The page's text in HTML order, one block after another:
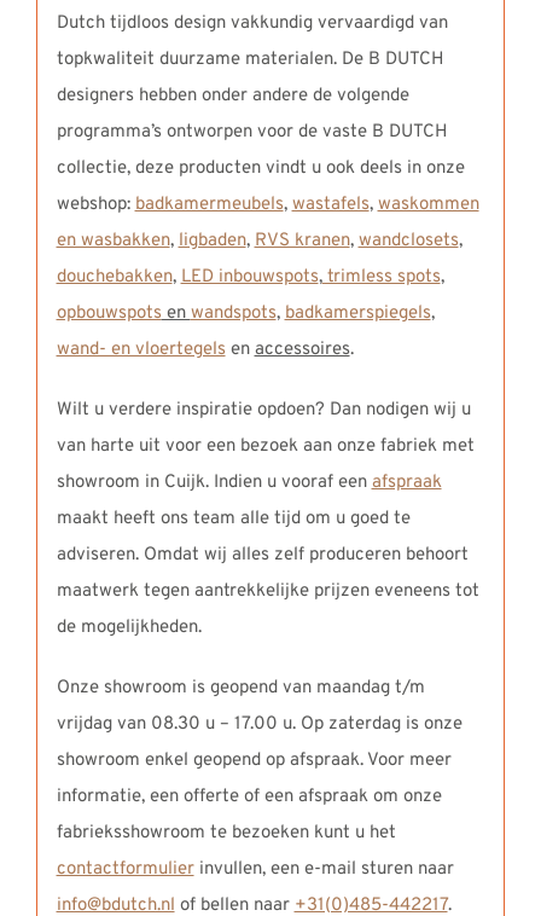
Dutch tijdloos design vakkundig vervaardigd van
topkwaliteit duurzame materialen. De B DUTCH
designers hebben onder andere de volgende
programma’s ontworpen voor de vaste B DUTCH
collectie, deze producten vindt u ook deels in onze
webshop: badkamermeubels, wastafels, waskommen
en wasbakken, ligbaden, RVS kranen, wandclosets,
douchebakken, LED inbouwspots,trimless spots,
opbouwspots en wandspots, badkamerspiegels,
wand- en vloertegels en accessoires.
Wilt u verdere inspiratie opdoen? Dan nodigen wij u
van harte uit voor een bezoek aan onze fabriek met
showroom in Cuijk. Indien u vooraf een afspraak
maakt heeft ons team alle tijd om u goed te
adviseren. Omdat wij alles zelf produceren behoort
maatwerk tegen aantrekkelijke prijzen eveneens tot
de mogelijkheden.
Onze showroom is geopend van maandag t/m
vrijdag van 08.30 u – 17.00 u. Op zaterdag is onze
showroom enkel geopend op afspraak. Voor meer
informatie, een offerte of een afspraak om onze
fabrieksshowroom te bezoeken kunt u het
contactformulierinvullen, een e-mail sturen naar
info@bdutch.nl of bellen naar +31(0)485-442217.